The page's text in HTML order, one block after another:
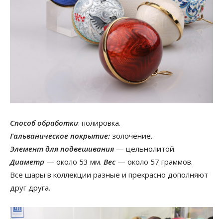
Способ обработки: полировка.
Гальваническое покрытие: золочение.
Элемент для подвешивания — цельнолитой.
Диаметр — около 53 мм. Вес — около 57 граммов.
Все шары в коллекции разные и прекрасно дополняют
друг друга.